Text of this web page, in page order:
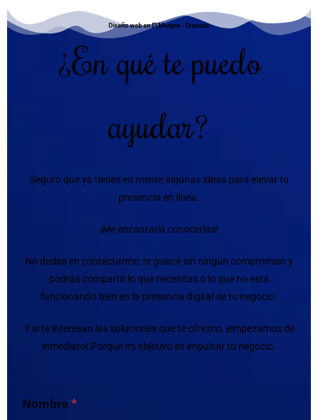
Diseño web en El Margen - Granada
¿En qué te puedo
ayudar?
Seguro que ya tienes en mente algunas ideas para elevar tu
presencia en línea.
¡Me encantaría conocerlas!
No dudes en contactarme; te guiaré sin ningún compromiso y
podrás compartir lo que necesitas o lo que no está
funcionando bien en la presencia digital de tu negocio.
Y si te interesan las soluciones que te ofrezco, ¡empezamos de
inmediato! Porque mi objetivo es impulsar tu negocio.
Nombre*